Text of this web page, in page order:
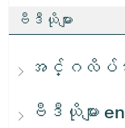
ဗီဒီယိုများ
အင်္ဂလိပ်ဘာ
ဗီဒီယိုများ